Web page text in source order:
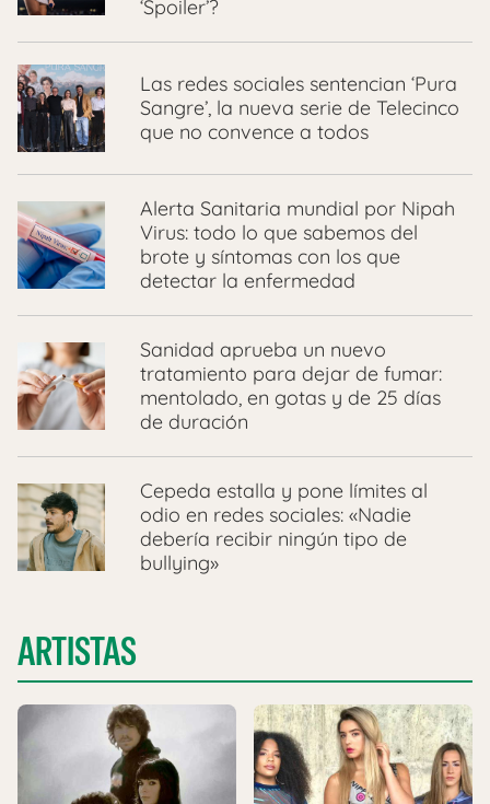
‘Spoiler’?
Las redes sociales sentencian ‘Pura
Sangre’, la nueva serie de Telecinco
que no convence a todos
Alerta Sanitaria mundial por Nipah
Virus: todo lo que sabemos del
brote y síntomas con los que
detectar la enfermedad
Sanidad aprueba un nuevo
tratamiento para dejar de fumar:
mentolado, en gotas y de 25 días
de duración
Cepeda estalla y pone límites al
odio en redes sociales: «Nadie
debería recibir ningún tipo de
bullying»
ARTISTAS